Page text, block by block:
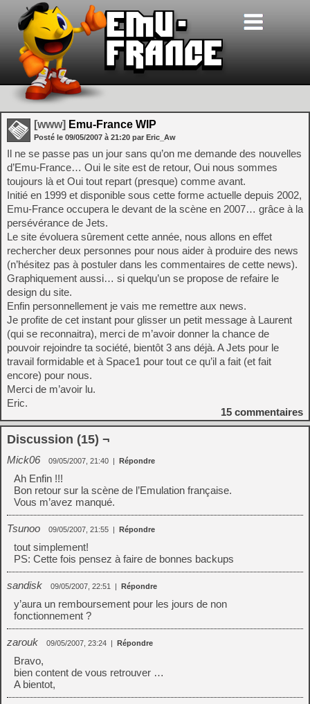
[www] Emu-France WIP
Posté le 09/05/2007 à 21:20 par Eric_Aw
Il ne se passe pas un jour sans qu’on me demande des nouvelles
d’Emu-France… Oui le site est de retour, Oui nous sommes
toujours là et Oui tout repart (presque) comme avant.
Initié en 1999 et disponible sous cette forme actuelle depuis 2002,
Emu-France occupera le devant de la scène en 2007… grâce à la
persévérance de Jets.
Le site évoluera sûrement cette année, nous allons en effet
rechercher deux personnes pour nous aider à produire des news
(n’hésitez pas à postuler dans les commentaires de cette news).
Graphiquement aussi… si quelqu’un se propose de refaire le
design du site.
Enfin personnellement je vais me remettre aux news.
Je profite de cet instant pour glisser un petit message à Laurent
(qui se reconnaitra), merci de m’avoir donner la chance de
pouvoir rejoindre ta société, bientôt 3 ans déjà. A Jets pour le
travail formidable et à Space1 pour tout ce qu’il a fait (et fait
encore) pour nous.
Merci de m’avoir lu.
Eric.
15 commentaires
Discussion (15) ¬
Mick06 09/05/2007, 21:40 | Répondre
Ah Enfin !!!
Bon retour sur la scène de l’Emulation française.
Vous m’avez manqué.
Tsunoo 09/05/2007, 21:55 | Répondre
tout simplement!
PS: Cette fois pensez à faire de bonnes backups
sandisk 09/05/2007, 22:51 | Répondre
y’aura un remboursement pour les jours de non
fonctionnement ?
zarouk 09/05/2007, 23:24 | Répondre
Bravo,
bien content de vous retrouver …
A bientot,